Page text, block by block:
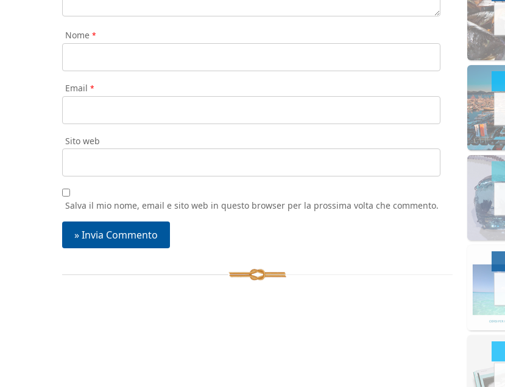
Nome *
Email *
Sito web
Salva il mio nome, email e sito web in questo browser per la prossima volta che commento.